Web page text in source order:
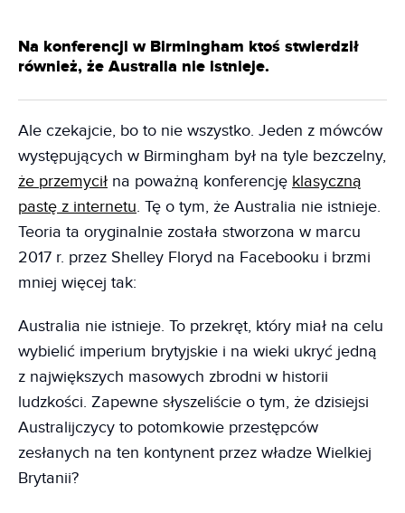
Na konferencji w Birmingham ktoś stwierdził
również, że Australia nie istnieje.
Ale czekajcie, bo to nie wszystko. Jeden z mówców
występujących w Birmingham był na tyle bezczelny,
że przemycił na poważną konferencję klasyczną
pastę z internetu. Tę o tym, że Australia nie istnieje.
Teoria ta oryginalnie została stworzona w marcu
2017 r. przez Shelley Floryd na Facebooku i brzmi
mniej więcej tak:
Australia nie istnieje. To przekręt, który miał na celu
wybielić imperium brytyjskie i na wieki ukryć jedną
z największych masowych zbrodni w historii
ludzkości. Zapewne słyszeliście o tym, że dzisiejsi
Australijczycy to potomkowie przestępców
zesłanych na ten kontynent przez władze Wielkiej
Brytanii?